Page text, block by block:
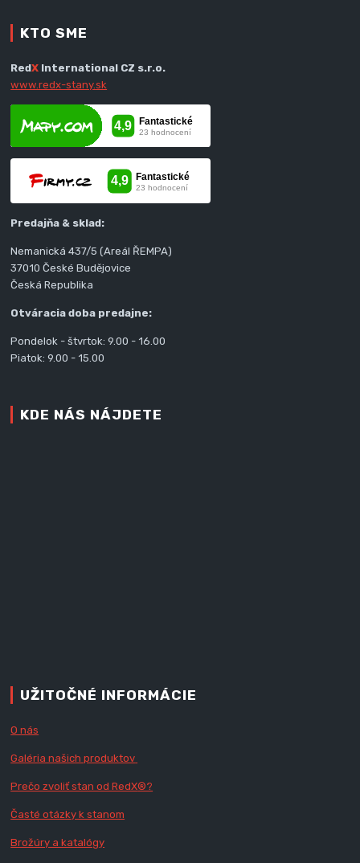
KTO SME
RedX International CZ s.r.o.
www.redx-stany.sk
Predajňa & sklad:
Nemanická 437/5 (Areál ŘEMPA)
37010 České Budějovice
Česká Republika
Otváracia doba predajne:
Pondelok - štvrtok: 9.00 - 16.00
Piatok: 9.00 - 15.00
KDE NÁS NÁJDETE
UŽITOČNÉ INFORMÁCIE
O nás
Galéria našich produktov
Prečo zvoliť stan od RedX®?
Časté otázky k stanom
Brožúry a katalógy